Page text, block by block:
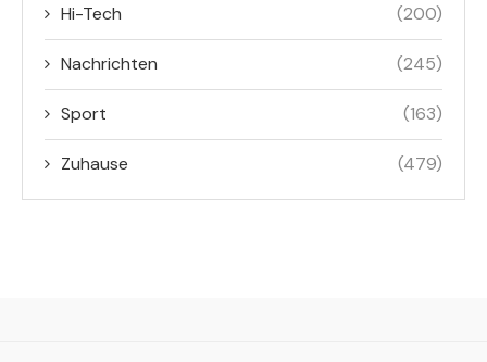
Hi-Tech (200)
Nachrichten (245)
Sport (163)
Zuhause (479)